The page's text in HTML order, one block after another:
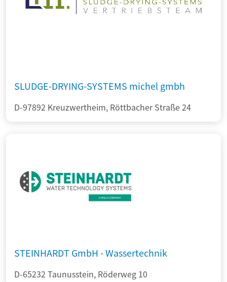
SLUDGE-DRYING-SYSTEMS michel gmbh
D-97892 Kreuzwertheim, Röttbacher Straße 24
STEINHARDT GmbH - Wassertechnik
D-65232 Taunusstein, Röderweg 10